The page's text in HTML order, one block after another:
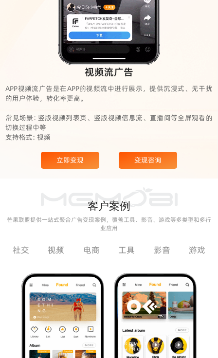
视频流广告
APP视频流广告是在APP的视频流中进行展示，提供沉浸式、无干扰
的用户体验，转化率更高。
常见场景: 竖版视频列表页、竖版视频信息流、直播间等全屏观看的
切换过程中等
支持格式: 视频
立即变现 变现咨询
客户案例
芒果联盟提供一站式聚合广告变现案例，覆盖工具、影音、游戏等多类型和多行
业应用
社交 视频 电商 工具 影音 游戏